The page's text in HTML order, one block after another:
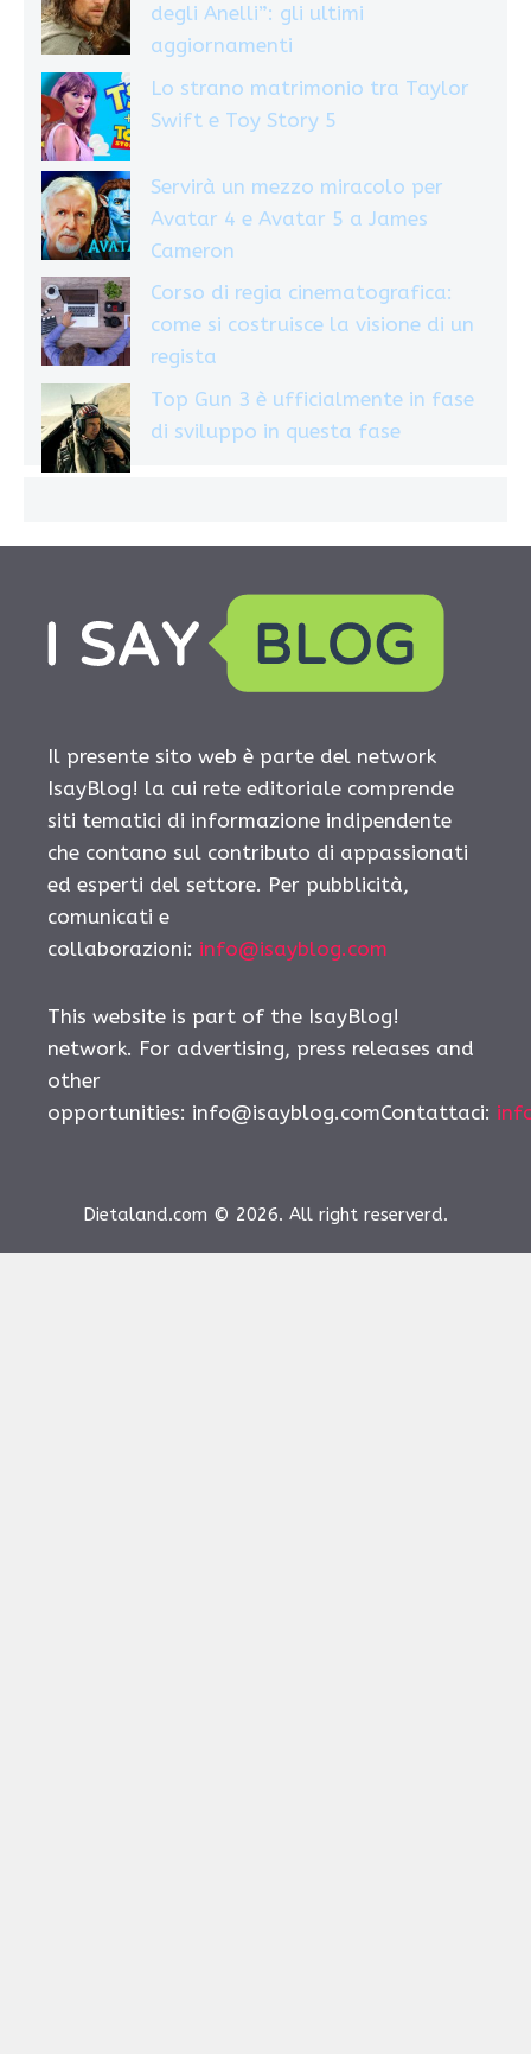
degli Anelli”: gli ultimi
aggiornamenti
Lo strano matrimonio tra Taylor
Swift e Toy Story 5
Servirà un mezzo miracolo per
Avatar 4 e Avatar 5 a James
Cameron
Corso di regia cinematografica:
come si costruisce la visione di un
regista
Top Gun 3 è ufficialmente in fase
di sviluppo in questa fase
Il presente sito web è parte del network
IsayBlog! la cui rete editoriale comprende
siti tematici di informazione indipendente
che contano sul contributo di appassionati
ed esperti del settore. Per pubblicità,
comunicati e
collaborazioni: info@isayblog.com
This website is part of the IsayBlog!
network. For advertising, press releases and
other
opportunities: info@isayblog.comContattaci:
Dietaland.com © 2026. All right reserverd.